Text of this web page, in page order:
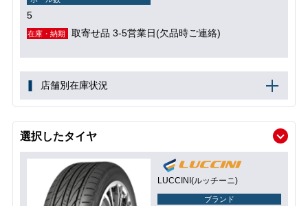
5
在庫・納期 取寄せ品 3-5営業日(欠品時ご連絡)
店舗別在庫状況
選択したタイヤ
LUCCINI(ルッチーニ)
ブランド